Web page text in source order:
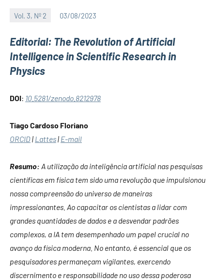
Vol. 3, Nº 2 03/08/2023
Editorial: The Revolution of Artificial
Intelligence in Scientific Research in
Physics
DOI: 10.5281/zenodo.8212978
Tiago Cardoso Floriano
ORCID| Lattes| E-mail
Resumo: A utilização da inteligência artificial nas pesquisas
científicas em física tem sido uma revolução que impulsionou
nossa compreensão do universo de maneiras
impressionantes. Ao capacitar os cientistas a lidar com
grandes quantidades de dados e a desvendar padrões
complexos, a IA tem desempenhado um papel crucial no
avanço da física moderna. No entanto, é essencial que os
pesquisadores permaneçam vigilantes, exercendo
discernimento e responsabilidade no uso dessa poderosa